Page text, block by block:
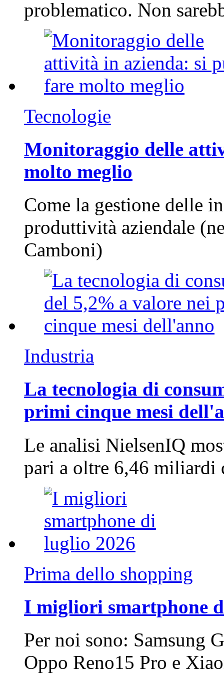
problematico. Non
Tecnologie
Monitoraggio delle
molto meglio
Come la gestione delle
produttività aziendale
Camboni)
Industria
La tecnologia di
primi cinque mesi
Le analisi NielsenIQ
pari a oltre 6,46
Prima dello shopping
I migliori smartphone
Per noi sono: Samsung
Oppo Reno15 Pro e